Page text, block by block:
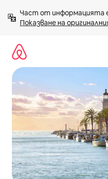
към
съдържанието
Показване на